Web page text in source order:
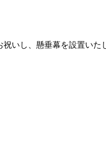
いし、懸垂幕を設置いた